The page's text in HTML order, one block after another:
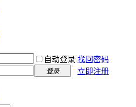
自动登录 找回密码
登录 立即注册